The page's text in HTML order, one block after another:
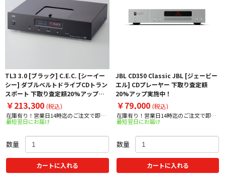
TL3 3.0 [ブラック] C.E.C. [シーイー
シー] ダブルベルトドライブCDトラン
スポート 下取り査定額20%アップ実
施中！
￥213,300 (税込)
在庫有り！営業日14時迄のご注文で即日
出荷！
最短翌日にお届け
数量
カートに入れる
JBL CD350 Classic JBL [ジェービー
エル] CDプレーヤー 下取り査定額
20%アップ実施中！
￥79,000 (税込)
在庫有り！営業日14時迄のご注文で即日
出荷！
最短翌日にお届け
数量
カートに入れる